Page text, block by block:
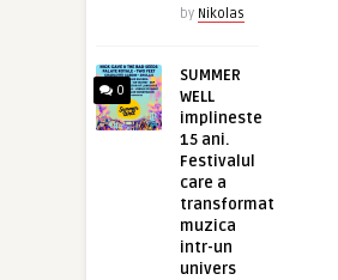
by Nikolas
0
SUMMER
WELL
implineste
15 ani.
Festivalul
care a
transformat
muzica
intr-un
univers